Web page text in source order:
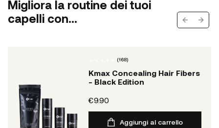
Migliora la routine dei tuoi
capelli con...
Previous
Next
(168)
Kmax Concealing Hair Fibers
- Black Edition
€9.90
Aggiungi al carrello